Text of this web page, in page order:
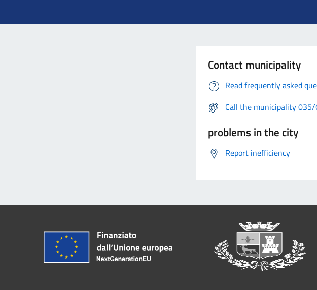
Contact municipality
Read frequently asked
Call the municipality 035/
problems in the city
Report inefficiency